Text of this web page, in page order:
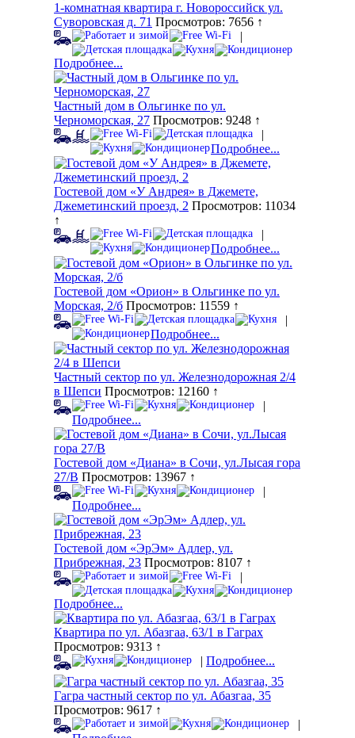
1-комнатная квартира г. Новороссийск ул.
Суворовская д. 71 Просмотров: 7656 ↑
|
Подробнее...
Частный дом в Ольгинке по ул.
Черноморская, 27 Просмотров: 9248 ↑
|
Подробнее...
Гостевой дом «У Андрея» в Джемете,
Джеметинский проезд, 2 Просмотров: 11034
↑
|
Подробнее...
Гостевой дом «Орион» в Ольгинке по ул.
Морская, 2/б Просмотров: 11559 ↑
|
Подробнее...
Частный сектор по ул. Железнодорожная 2/4
в Шепси Просмотров: 12160 ↑
|
Подробнее...
Гостевой дом «Диана» в Сочи, ул.Лысая гора
27/В Просмотров: 13967 ↑
|
Подробнее...
Гостевой дом «ЭрЭм» Адлер, ул.
Прибрежная, 23 Просмотров: 8107 ↑
|
Подробнее...
Квартира по ул. Абазгаа, 63/1 в Гаграх
Просмотров: 9313 ↑
| Подробнее...
Гагра частный сектор по ул. Абазгаа, 35
Просмотров: 9617 ↑
|